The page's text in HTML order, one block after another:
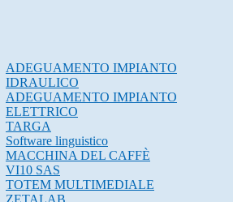
ADEGUAMENTO IMPIANTO
IDRAULICO
ADEGUAMENTO IMPIANTO
ELETTRICO
TARGA
Software linguistico
MACCHINA DEL CAFFÈ
VI10 SAS
TOTEM MULTIMEDIALE